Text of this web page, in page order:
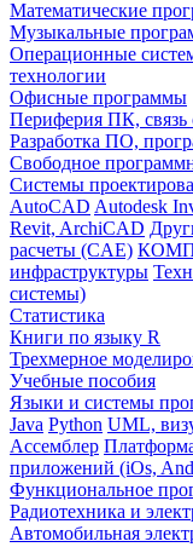
Математические
Музыкальные
Операционные
технологии
Офисные программы
Периферия ПК, связь
Разработка ПО,
Свободное
Системы
AutoCAD Autodesk
Revit, ArchiCAD
расчеты (CAE)
инфраструктуры
системы)
Статистика
Книги по языку R
Трехмерное
Учебные пособия
Языки и системы
Java Python UML,
Ассемблер
приложений (iOs,
Функциональное
Радиотехника и
Автомобильная